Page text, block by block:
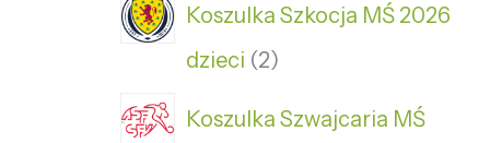
Koszulka Szkocja MŚ 2026
dzieci 2
Koszulka Szwajcaria MŚ